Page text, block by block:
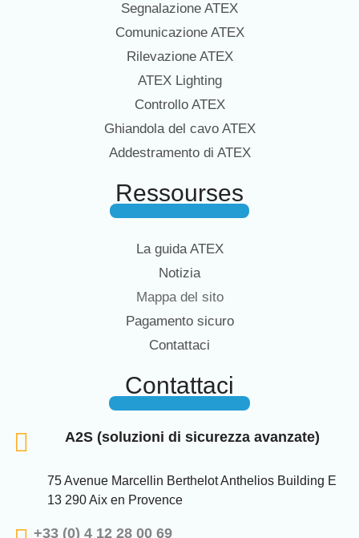
Segnalazione ATEX
Comunicazione ATEX
Rilevazione ATEX
ATEX Lighting
Controllo ATEX
Ghiandola del cavo ATEX
Addestramento di ATEX
Ressourses
La guida ATEX
Notizia
Mappa del sito
Pagamento sicuro
Contattaci
Contattaci
A2S (soluzioni di sicurezza avanzate)
75 Avenue Marcellin Berthelot Anthelios Building E
13 290 Aix en Provence
+33 (0) 4 12 28 00 69